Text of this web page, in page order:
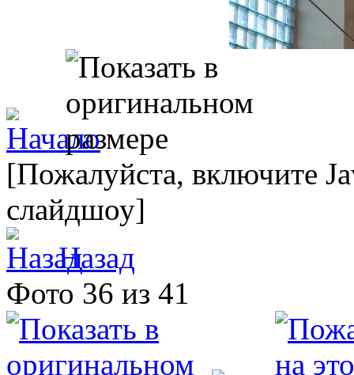
[Пожалуйста, включите
слайдшоу]
Назад
Фото 36 из 41